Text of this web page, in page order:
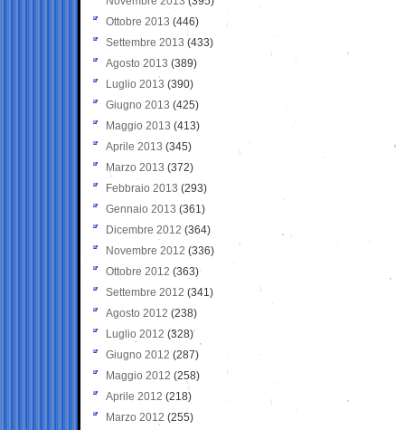
Ottobre 2013 (446)
Settembre 2013 (433)
Agosto 2013 (389)
Luglio 2013 (390)
Giugno 2013 (425)
Maggio 2013 (413)
Aprile 2013 (345)
Marzo 2013 (372)
Febbraio 2013 (293)
Gennaio 2013 (361)
Dicembre 2012 (364)
Novembre 2012 (336)
Ottobre 2012 (363)
Settembre 2012 (341)
Agosto 2012 (238)
Luglio 2012 (328)
Giugno 2012 (287)
Maggio 2012 (258)
Aprile 2012 (218)
Marzo 2012 (255)